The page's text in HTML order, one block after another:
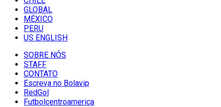
GLOBAL
MÉXICO
PERU
US ENGLISH
SOBRE NÓS
STAFF
CONTATO
Escreva no Bolavip
RedGol
Futbolcentroamerica